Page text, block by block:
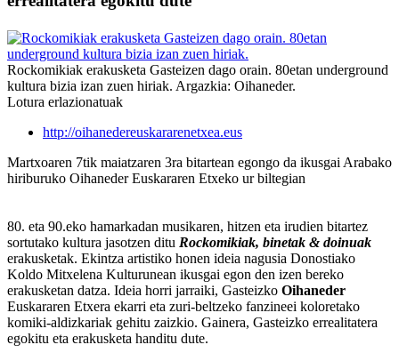
Rockomikiak erakusketa Gasteizen dago orain. 80etan underground
kultura bizia izan zuen hiriak. Argazkia: Oihaneder.
Lotura erlazionatuak
http://oihanedereuskararenetxea.eus
Martxoaren 7tik maiatzaren 3ra bitartean egongo da ikusgai Arabako
hiriburuko Oihaneder Euskararen Etxeko ur biltegian
80. eta 90.eko hamarkadan musikaren, hitzen eta irudien bitartez
sortutako kultura jasotzen ditu Rockomikiak, binetak & doinuak
erakusketak. Ekintza artistiko honen ideia nagusia Donostiako
Koldo Mitxelena Kulturunean ikusgai egon den izen bereko
erakusketan datza. Ideia horri jarraiki, Gasteizko Oihaneder
Euskararen Etxera ekarri eta zuri-beltzeko fanzineei koloretako
komiki-aldizkariak gehitu zaizkio. Gainera, Gasteizko errealitatera
egokitu eta erakusketa handitu dute.